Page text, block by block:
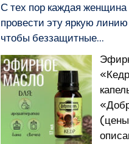
С тех пор каждая женщина
провести эту яркую линию
чтобы беззащитные...